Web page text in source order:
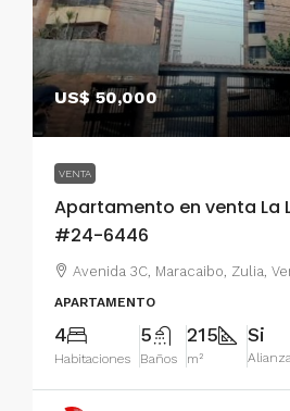
US$ 50,000
VENTA
Apartamento en venta La
#24-6446
Avenida 3C, Maracaibo, Zulia,
APARTAMENTO
4
Habitaciones
5
Baños
215
m²
Si